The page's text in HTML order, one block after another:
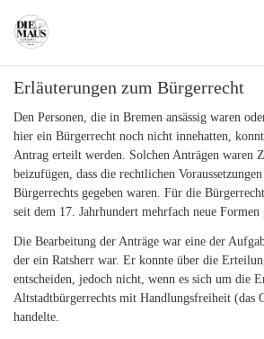
main
Erläuterungen zum Bürgerrecht
Den Personen, die in Bremen ansässig waren
hier ein Bürgerrecht noch nicht innehatten,
Antrag erteilt werden. Solchen Anträgen waren
beizufügen, dass die rechtlichen
Bürgerrechts gegeben waren. Für die
seit dem 17. Jahrhundert mehrfach neue Formen
Die Bearbeitung der Anträge war eine der
der ein Ratsherr war. Er konnte über die
entscheiden, jedoch nicht, wenn es sich um die
Altstadtbürgerrechts mit Handlungsfreiheit (das
handelte.